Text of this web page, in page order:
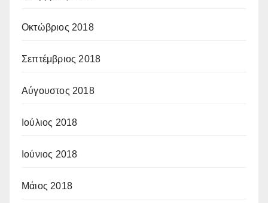
Οκτώβριος 2018
Σεπτέμβριος 2018
Αύγουστος 2018
Ιούλιος 2018
Ιούνιος 2018
Μάιος 2018